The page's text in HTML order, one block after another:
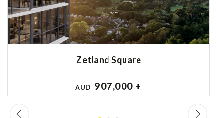
Zetland Square
AUD 907,000 +